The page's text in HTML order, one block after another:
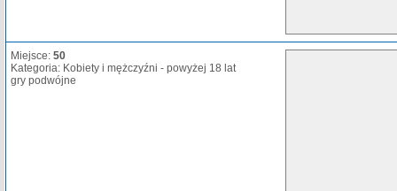
Miejsce: 50
Kategoria: Kobiety i mężczyźni - powyżej 18 lat
gry podwójne